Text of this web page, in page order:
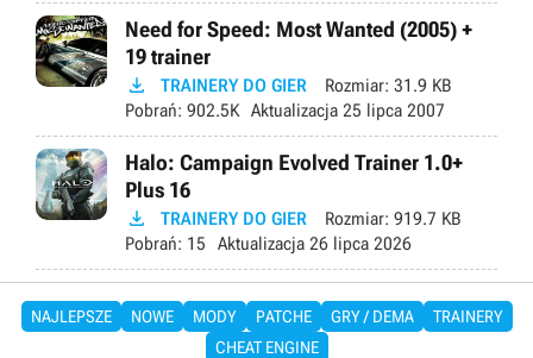
Need for Speed: Most Wanted (2005) +
19 trainer
 TRAINERY DO GIER Rozmiar: 31.9 KB
Pobrań: 902.5K Aktualizacja 25 lipca 2007
Halo: Campaign Evolved Trainer 1.0+
Plus 16
 TRAINERY DO GIER Rozmiar: 919.7 KB
Pobrań: 15 Aktualizacja 26 lipca 2026
NAJLEPSZE NOWE MODY PATCHE GRY / DEMA
TRAINERY
CHEAT ENGINE